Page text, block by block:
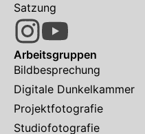
Satzung
Arbeitsgruppen
Bildbesprechung
Digitale Dunkelkammer
Projektfotografie
Studiofotografie